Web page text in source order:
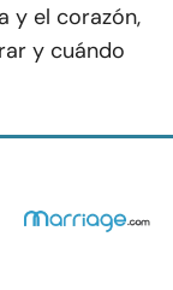
y el corazón,
y cuándo